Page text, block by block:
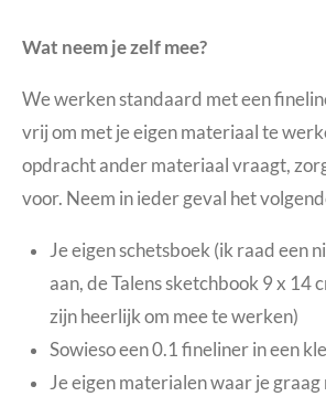
Wat neem je zelf mee?
We werken standaard met een
vrij om met je eigen materiaal te
opdracht ander materiaal vraagt,
voor. Neem in ieder geval het
Je eigen schetsboek (ik raad een
aan, de Talens sketchbook 9 x 14
zijn heerlijk om mee te werken)
Sowieso een 0.1 fineliner in een
Je eigen materialen waar je